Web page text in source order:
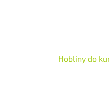
Hobliny do